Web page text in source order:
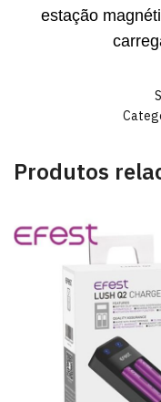
estação
Produtos